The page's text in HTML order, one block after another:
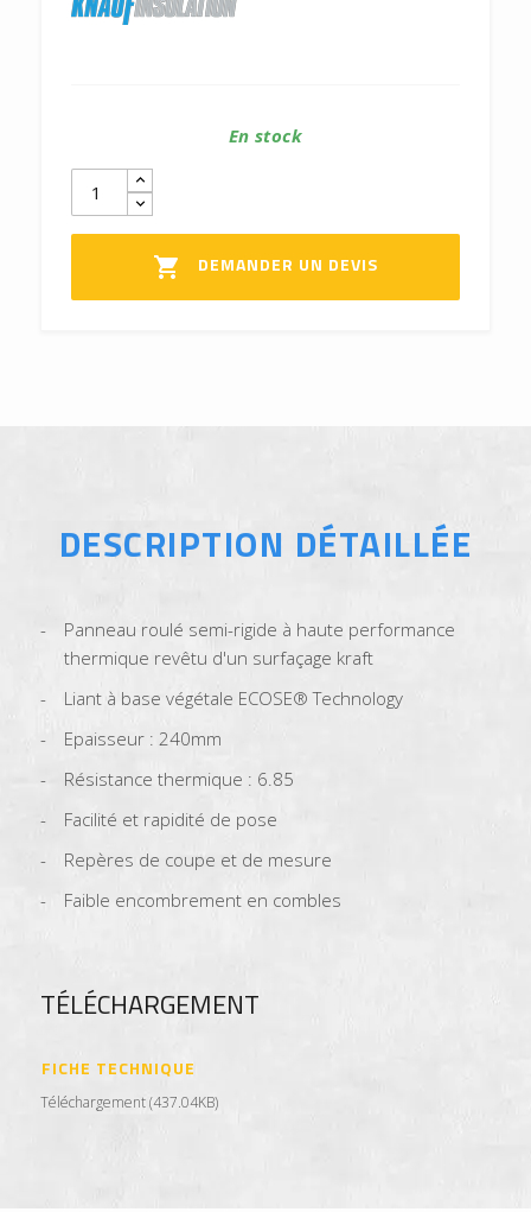
En stock
 DEMANDER UN DEVIS
DESCRIPTION DÉTAILLÉE
Panneau roulé semi-rigide à haute performance
thermique revêtu d'un surfaçage kraft
Liant à base végétale ECOSE® Technology
Epaisseur : 240mm
Résistance thermique : 6.85
Facilité et rapidité de pose
Repères de coupe et de mesure
Faible encombrement en combles
TÉLÉCHARGEMENT
FICHE TECHNIQUE
Téléchargement (437.04KB)